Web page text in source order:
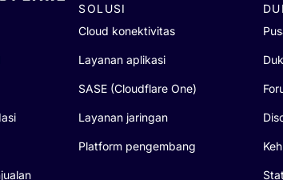
SOLUSI
Cloud konektivitas
Layanan aplikasi
SASE (Cloudflare One)
Layanan jaringan
Platform pengembang